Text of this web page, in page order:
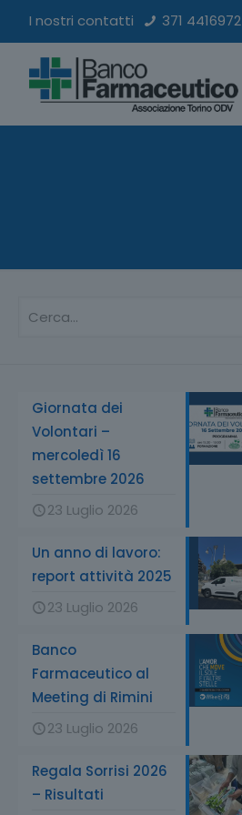
I nostri contatti 371 4416972
Giornata dei
Volontari –
mercoledì 16
settembre 2026
23 Luglio 2026
Un anno di lavoro:
report attività 2025
23 Luglio 2026
Banco
Farmaceutico al
Meeting di Rimini
23 Luglio 2026
Regala Sorrisi 2026
– Risultati